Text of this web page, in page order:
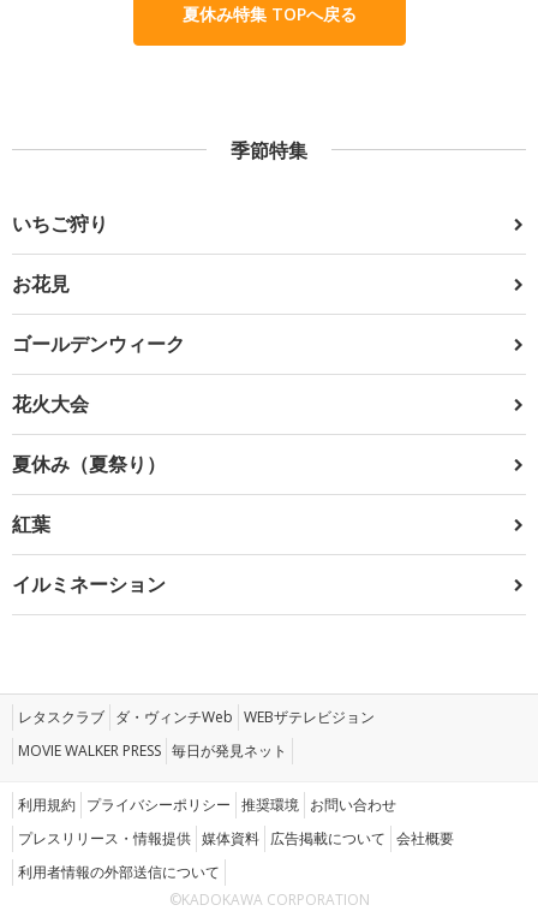
夏休み特集 TOPへ戻る
季節特集
いちご狩り
お花見
ゴールデンウィーク
花火大会
夏休み（夏祭り）
紅葉
イルミネーション
レタスクラブ ダ・ヴィンチWeb WEBザテレビジョン
MOVIE WALKER PRESS 毎日が発見ネット
利用規約 プライバシーポリシー 推奨環境 お問い合わせ
プレスリリース・情報提供 媒体資料 広告掲載について 会社概要
利用者情報の外部送信について
©KADOKAWA CORPORATION